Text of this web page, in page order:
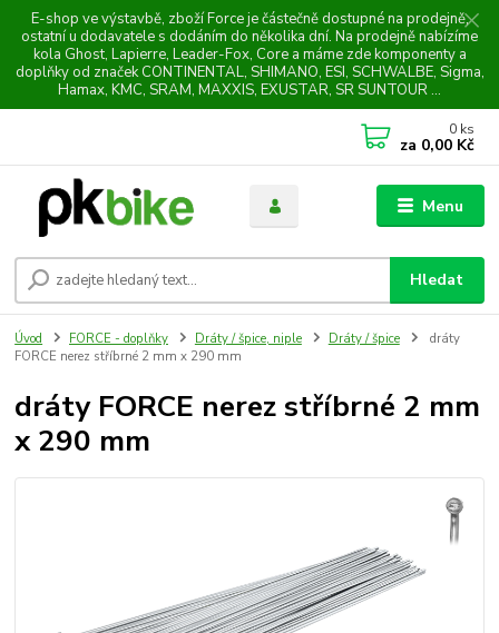
E-shop ve výstavbě, zboží Force je částečně dostupné na prodejně,
ostatní u dodavatele s dodáním do několika dní. Na prodejně nabízíme
kola Ghost, Lapierre, Leader-Fox, Core a máme zde komponenty a
doplňky od značek CONTINENTAL, SHIMANO, ESI, SCHWALBE, Sigma,
Hamax, KMC, SRAM, MAXXIS, EXUSTAR, SR SUNTOUR ...
Menu
Hledat
0 ks
za 0,00 Kč
Úvod FORCE - doplňky Dráty / špice, niple Dráty / špice
dráty
FORCE nerez stříbrné 2 mm x 290 mm
dráty FORCE nerez stříbrné 2 mm
x 290 mm